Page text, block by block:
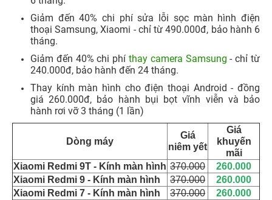
Giảm đến 40% chi phí sửa lỗi sọc màn hình điện
thoại Samsung, Xiaomi - chỉ từ 490.000đ, bảo hành 6
tháng.
Giảm đến 40% chi phí thay camera Samsung - chỉ từ
240.000đ, bảo hành đến 24 tháng.​
Thay kính màn hình cho điện thoại Android - đồng
giá 260.000đ, bảo hành bụi bọt vĩnh viễn và bảo
hành rơi vỡ 3 tháng (1 lần)
Dòng máy
Giá
niêm yết
Giá
khuyến
mãi
Xiaomi Redmi 9T - Kính màn hình 370.000
260.000
Xiaomi Redmi 9 - Kính màn hình
370.000
260.000
Xiaomi Redmi 7 - Kính màn hình
370.000
260.000